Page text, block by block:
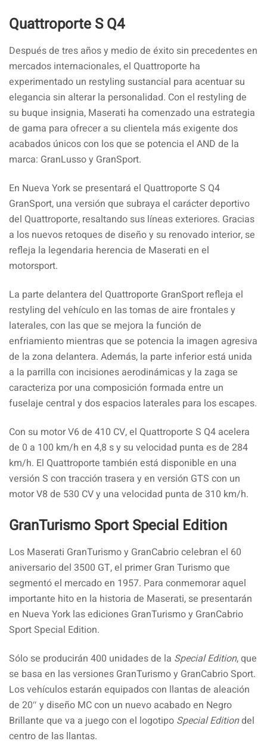
Quattroporte S Q4
Después de tres años y medio de éxito sin precedentes en
mercados internacionales, el Quattroporte ha
experimentado un restyling sustancial para acentuar su
elegancia sin alterar la personalidad. Con el restyling de
su buque insignia, Maserati ha comenzado una estrategia
de gama para ofrecer a su clientela más exigente dos
acabados únicos con los que se potencia el AND de la
marca: GranLusso y GranSport.
En Nueva York se presentará el Quattroporte S Q4
GranSport, una versión que subraya el carácter deportivo
del Quattroporte, resaltando sus líneas exteriores. Gracias
a los nuevos retoques de diseño y su renovado interior, se
refleja la legendaria herencia de Maserati en el
motorsport.
La parte delantera del Quattroporte GranSport refleja el
restyling del vehículo en las tomas de aire frontales y
laterales, con las que se mejora la función de
enfriamiento mientras que se potencia la imagen agresiva
de la zona delantera. Además, la parte inferior está unida
a la parrilla con incisiones aerodinámicas y la zaga se
caracteriza por una composición formada entre un
fuselaje central y dos espacios laterales para los escapes.
Con su motor V6 de 410 CV, el Quattroporte S Q4 acelera
de 0 a 100 km/h en 4,8 s y su velocidad punta es de 284
km/h. El Quattroporte también está disponible en una
versión S con tracción trasera y en versión GTS con un
motor V8 de 530 CV y una velocidad punta de 310 km/h.
GranTurismo Sport Special Edition
Los Maserati GranTurismo y GranCabrio celebran el 60
aniversario del 3500 GT, el primer Gran Turismo que
segmentó el mercado en 1957. Para conmemorar aquel
importante hito en la historia de Maserati, se presentarán
en Nueva York las ediciones GranTurismo y GranCabrio
Sport Special Edition.
Sólo se producirán 400 unidades de la Special Edition, que
se basa en las versiones GranTurismo y GranCabrio Sport.
Los vehículos estarán equipados con llantas de aleación
de 20″ y diseño MC con un nuevo acabado en Negro
Brillante que va a juego con el logotipo Special Editiondel
centro de las llantas.